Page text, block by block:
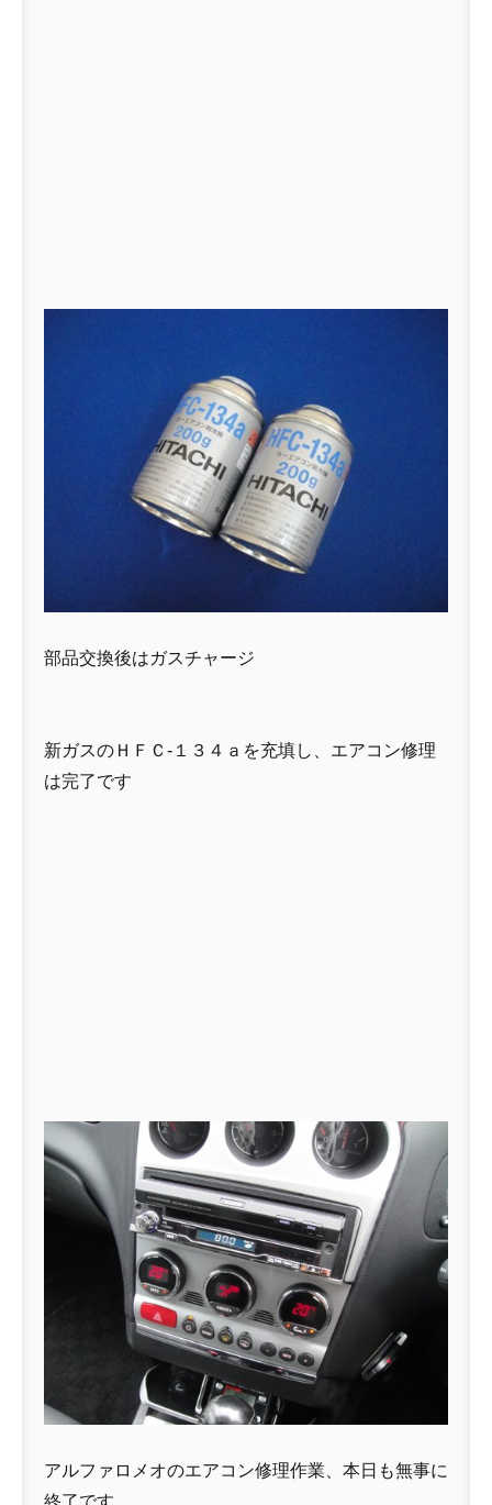
部品交換後はガスチャージ
新ガスのＨＦＣ-１３４ａを充填し、エアコン修理
は完了です
アルファロメオのエアコン修理作業、本日も無事に
終了です